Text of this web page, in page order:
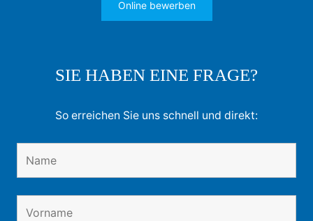
Online bewerben
SIE HABEN EINE FRAGE?
So erreichen Sie uns schnell und direkt: